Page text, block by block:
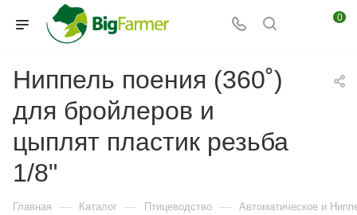
0
Ниппель поения (360˚)
для бройлеров и
цыплят пластик резьба
1/8"
Главная — Каталог — Птицеводство — Автоматическое и